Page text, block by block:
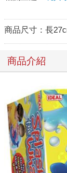
商品尺寸： 長
商品介紹